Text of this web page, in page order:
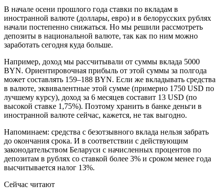
В начале осени прошлого года ставки по вкладам в
иностранной валюте (доллары, евро) и в белорусских рублях
начали постепенно снижаться. Но мы решили рассмотреть
депозиты в национальной валюте, так как по ним можно
заработать сегодня куда больше.
Например, доход мы рассчитывали от суммы вклада 5000
BYN. Ориентировочная прибыль от этой суммы за полгода
может составлять 159–188 BYN. Если же вкладывать средства
в валюте, эквивалентные этой сумме (примерно 1750 USD по
лучшему курсу), доход за 6 месяцев составит 13 USD (по
высокой ставке 1,75%). Поэтому хранить в банке деньги в
иностранной валюте сейчас, кажется, не так выгодно.
Напоминаем: средства с безотзывного вклада нельзя забрать
до окончания срока. И в соответствии с действующим
законодательством Беларуси с начисленных процентов по
депозитам в рублях со ставкой более 3% и сроком менее года
высчитывается налог 13%.
Сейчас читают